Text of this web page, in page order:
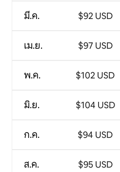
มี.ค.
เม.ย.
พ.ค.
มิ.ย.
ก.ค.
ส.ค.
$92 USD
$97 USD
$102 USD
$104 USD
$94 USD
$95 USD